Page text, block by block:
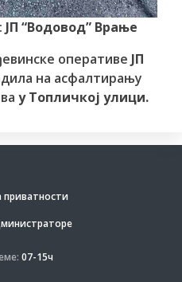
ЈП “Водовод” Врање
оперативе ЈП
на асфалтирању
у Топличкој улици.
07-15ч